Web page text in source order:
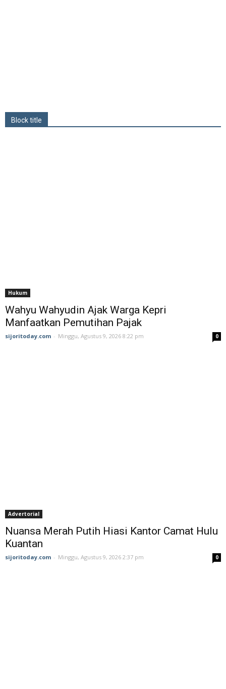
Block title
Hukum
Wahyu Wahyudin Ajak Warga Kepri
Manfaatkan Pemutihan Pajak
sijoritoday.com - Minggu, Agustus 9, 2026 8:22 pm 0
Advertorial
Nuansa Merah Putih Hiasi Kantor Camat Hulu
Kuantan
sijoritoday.com - Minggu, Agustus 9, 2026 2:37 pm 0